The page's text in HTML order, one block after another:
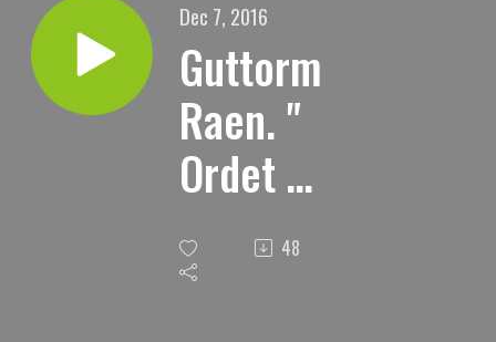
Dec 7, 2016
Guttorm
Raen. "
Ordet og
jeg "
48